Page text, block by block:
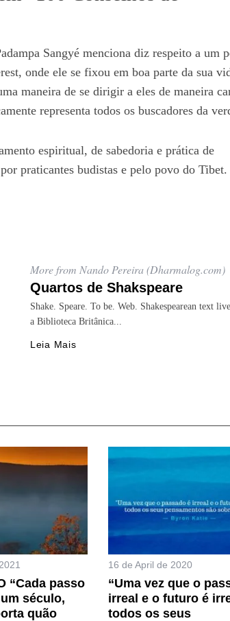
Sangyé menciona diz respeito a um
onde ele se fixou em boa parte da sua
maneira de se dirigir a eles de maneira
representa todos os buscadores da
espiritual, de sabedoria e prática de
praticantes budistas e pelo povo do Tibet.
More from Nando Pereira (Dharmalog.com)
Quartos de Shakspeare
Shake. Speare. To be. Web. Shakespearean text
a Biblioteca Britânica...
Leia Mais
“Cada passo
século,
quão
16 de April de 2020
“Uma vez que o
irreal e o futuro é
todos os seus